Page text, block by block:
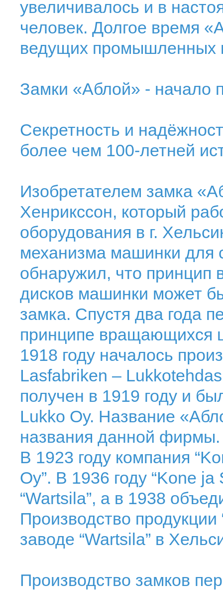
увеличивалось и в
человек. Долгое время
ведущих промышленных
Замки «Аблой» - начало
Секретность и
более чем 100-летней
Изобретателем замка
Хенрикссон, который
оборудования в г.
механизма машинки для
обнаружил, что
дисков машинки может
замка. Спустя два года
принципе вращающихся
1918 году началось
Lasfabriken –
получен в 1919 году и
Lukko Oy. Название
названия данной фирмы.
В 1923 году компания
Oy”. В 1936 году “Kone
“Wartsila”, а в 1938
Производство
заводе “Wartsila” в
Производство замков